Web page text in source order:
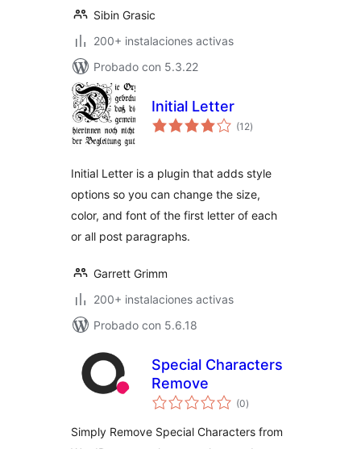
Sibin Grasic
200+ instalaciones activas
Probado con 5.3.22
Initial Letter
(12total
de
)
Initial Letter is a plugin that adds style
options so you can change the size,
color, and font of the first letter of each
or all post paragraphs.
Garrett Grimm
200+ instalaciones activas
Probado con 5.6.18
Special Characters
Remove
(0total
de
)
Simply Remove Special Characters from